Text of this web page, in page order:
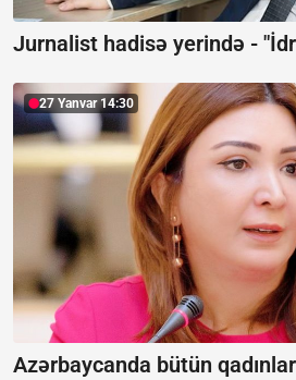
Jurnalist hadisə yerində -
27 Yanvar 14:30
Azərbaycanda bütün